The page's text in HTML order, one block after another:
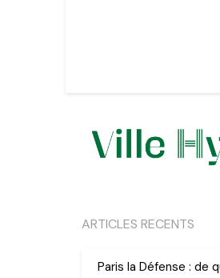
ARTICLES RECENTS
Paris la Défense : de